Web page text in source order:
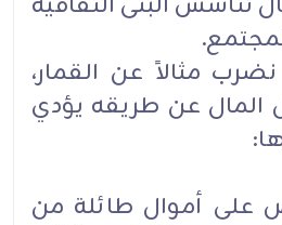
مثالاً عن القمار،
عن طريقه يؤدي
على أموال طائلة من